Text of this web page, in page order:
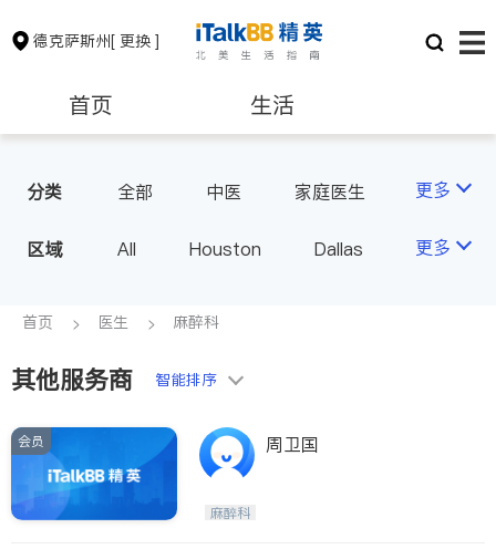
德克萨斯州[ 更换 ]
首页 生活
保险理财 房地产租售
银行贷款
建筑装修
非盈利组织
分类 全部 中医
家庭医生
眼科
妇科
儿科
心脏科
肠胃肝脏科
呼吸科
医生-其它
内分泌科
骨科
更多
区域 All Houston
Dallas
TX - Other Cities
更多
首页 医生 麻醉科
其他服务商 智能排序
会员 周卫国
麻醉科